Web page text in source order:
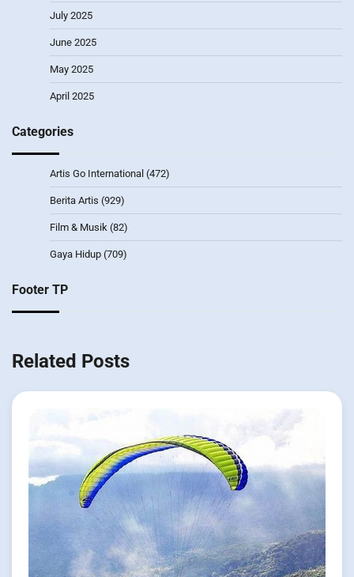
July 2025
June 2025
May 2025
April 2025
Categories
Artis Go International (472)
Berita Artis (929)
Film & Musik (82)
Gaya Hidup (709)
Footer TP
Related Posts